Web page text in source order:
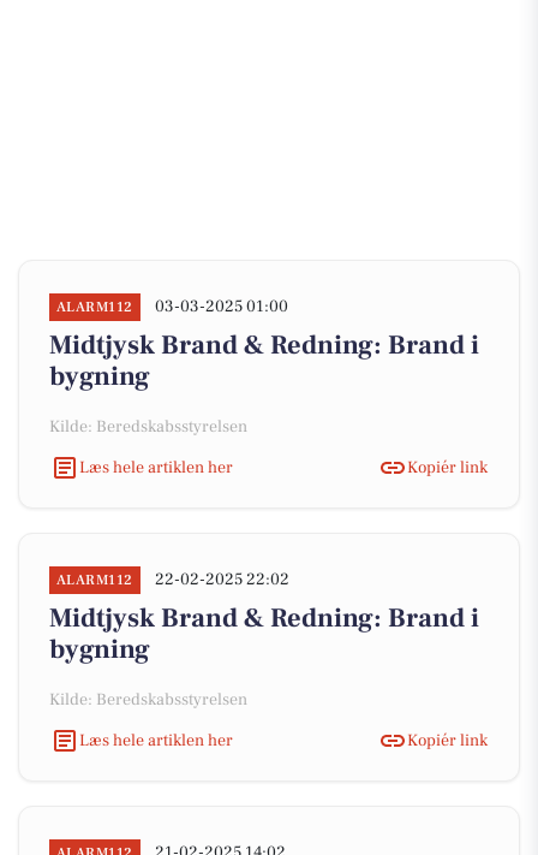
ALARM112 03-03-2025 01:00
Midtjysk Brand & Redning: Brand i
bygning
Kilde: Beredskabsstyrelsen
Læs hele artiklen her
Kopiér link
ALARM112 22-02-2025 22:02
Midtjysk Brand & Redning: Brand i
bygning
Kilde: Beredskabsstyrelsen
Læs hele artiklen her
Kopiér link